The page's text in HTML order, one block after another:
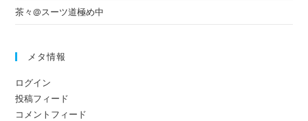
茶々@スーツ道極め中
メタ情報
ログイン
投稿フィード
コメントフィード